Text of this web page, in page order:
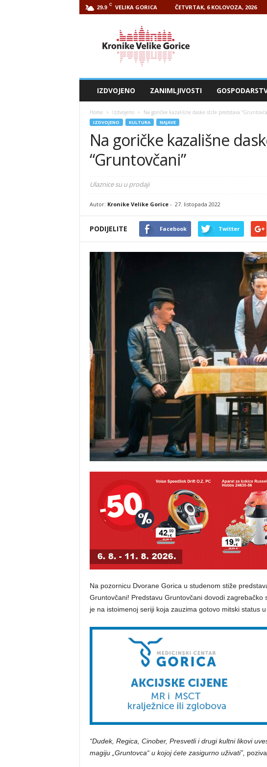
29.9 C VELIKA GORICA ČETVRTAK, 6 KOLOVOZA, 2026
IZDVOJENO ZANIMLJIVOSTI
Home Izdvojeno Na goričke kazališne daske stiže predstava
IZDVOJENO KULTURA NAJAVE
Na goričke kazališne
“Gruntovčani”
Ulaznice su u prodaji
Autor: Kronike Velike Gorice- 27. listopada 2022
PODIJELITE Facebook Twitter
Na pozornicu Dvorane Gorica u studenom stiže
Gruntovčani! Predstavu Gruntovčani dovodi
je na istoimenoj seriji koja zauzima gotovo mitski status
“Dudek, Regica, Cinober, Presvetli i drugi kultni likovi
magiju „Gruntovca“ u kojoj ćete zasigurno uživati”,